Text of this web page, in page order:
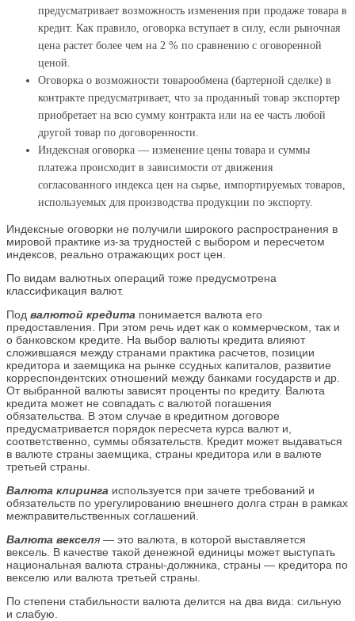
предусматривает возможность изменения при продаже товара в
кредит. Как правило, оговорка вступает в силу, если рыночная
цена растет более чем на 2 % по сравнению с оговоренной
ценой.
Оговорка о возможности товарообмена (бартерной сделке) в
контракте предусматривает, что за проданный товар экспортер
приобретает на всю сумму контракта или на ее часть любой
другой товар по договоренности.
Индексная оговорка — изменение цены товара и суммы
платежа происходит в зависимости от движения
согласованного индекса цен на сырье, импортируемых товаров,
используемых для производства продукции по экспорту.
Индексные оговорки не получили широкого распространения в
мировой практике из-за трудностей с выбором и пересчетом
индексов, реально отражающих рост цен.
По видам валютных операций тоже предусмотрена
классификация валют.
Под валютой кредита понимается валюта его
предоставления. При этом речь идет как о коммерческом, так и
о банковском кредите. На выбор валюты кредита влияют
сложившаяся между странами практика расчетов, позиции
кредитора и заемщика на рынке ссудных капиталов, развитие
корреспондентских отношений между банками государств и др.
От выбранной валюты зависят проценты по кредиту. Валюта
кредита может не совпадать с валютой погашения
обязательства. В этом случае в кредитном договоре
предусматривается порядок пересчета курса валют и,
соответственно, суммы обязательств. Кредит может выдаваться
в валюте страны заемщика, страны кредитора или в валюте
третьей страны.
Валюта клиринга используется при зачете требований и
обязательств по урегулированию внешнего долга стран в рамках
межправительственных соглашений.
Валюта векселя — это валюта, в которой выставляется
вексель. В качестве такой денежной единицы может выступать
национальная валюта страны-должника, страны — кредитора по
векселю или валюта третьей страны.
По степени стабильности валюта делится на два вида: сильную
и слабую.